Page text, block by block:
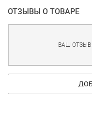
ОТЗЫВЫ О ТОВАРЕ
ВАШ